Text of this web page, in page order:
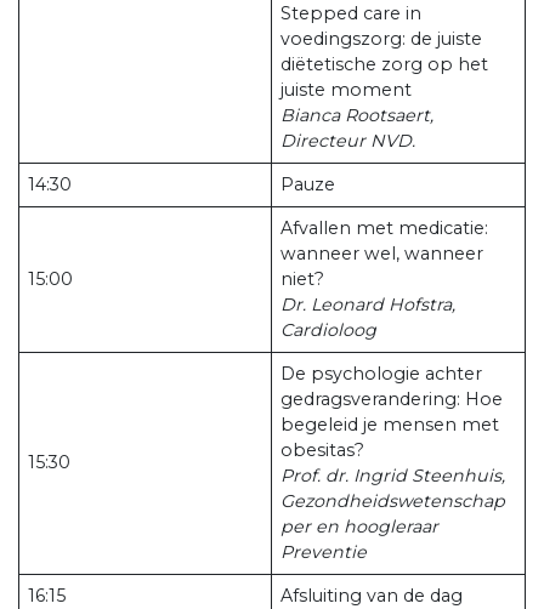
Stepped care in
voedingszorg: de juiste
diëtetische zorg op het
juiste moment
Bianca Rootsaert,
Directeur NVD.
14:30
Pauze
15:00
Afvallen met medicatie:
wanneer wel, wanneer
niet?
Dr. Leonard Hofstra,
Cardioloog
15:30
De psychologie achter
gedragsverandering: Hoe
begeleid je mensen met
obesitas?
Prof. dr. Ingrid Steenhuis,
Gezondheidswetenschap
per en hoogleraar
Preventie
16:15
Afsluiting van de dag